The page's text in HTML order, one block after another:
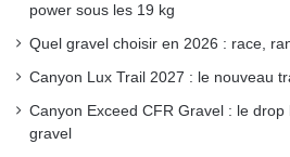
power sous les 19 kg
Quel gravel choisir en 2026 : race,
Canyon Lux Trail 2027 : le nouveau
Canyon Exceed CFR Gravel : le
gravel